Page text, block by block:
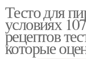
Тесто для
условиях
рецептов
которые